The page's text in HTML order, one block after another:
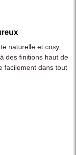
naturelle et cosy,
des finitions haut de
facilement dans tout